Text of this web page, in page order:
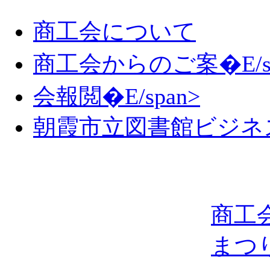
商工会について
商工会からのご案�E/
会報閲�E/span>
朝霞市立図書館ビジ
商工
まつ